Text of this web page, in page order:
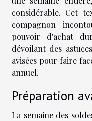
considérable. Cet
compagnon
pouvoir d'achat
dévoilant des
avisées pour faire
annuel.
Préparation
La semaine des